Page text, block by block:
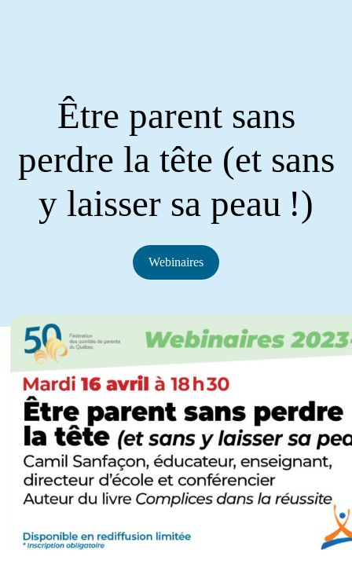
Être parent sans
perdre la tête (et sans
y laisser sa peau !)
Webinaires